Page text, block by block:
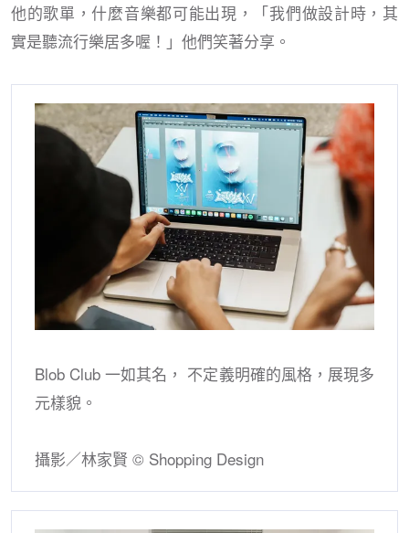
他的歌單，什麼音樂都可能出現，「我們做設計時，其
實是聽流行樂居多喔！」他們笑著分享。
Blob Club 一如其名， 不定義明確的風格，展現多
元樣貌。
攝影／林家賢 © Shopping Design